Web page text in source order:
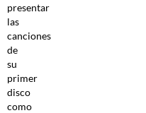
presentar
las
canciones
de
su
primer
disco
como